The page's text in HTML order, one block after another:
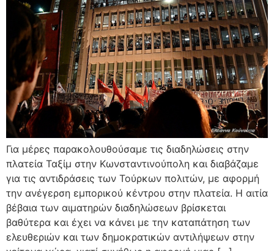
Για μέρες παρακολουθούσαμε τις διαδηλώσεις στην
πλατεία Ταξίμ στην Κωνσταντινούπολη και διαβάζαμε
για τις αντιδράσεις των Τούρκων πολιτών, με αφορμή
την ανέγερση εμπορικού κέντρου στην πλατεία. Η αιτία
βέβαια των αιματηρών διαδηλώσεων βρίσκεται
βαθύτερα και έχει να κάνει με την καταπάτηση των
ελευθεριών και των δημοκρατικών αντιλήψεων στην